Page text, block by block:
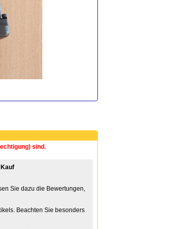
sind.
Sie dazu die Bewertungen,
Beachten Sie besonders